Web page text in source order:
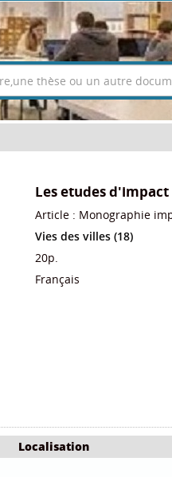
Les etudes
Article : Monographie
Vies des villes (18)
20p.
Français
Localisation